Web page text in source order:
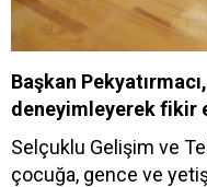
Başkan
deneyimleyerek fikir
Selçuklu Gelişim ve
çocuğa, gence ve